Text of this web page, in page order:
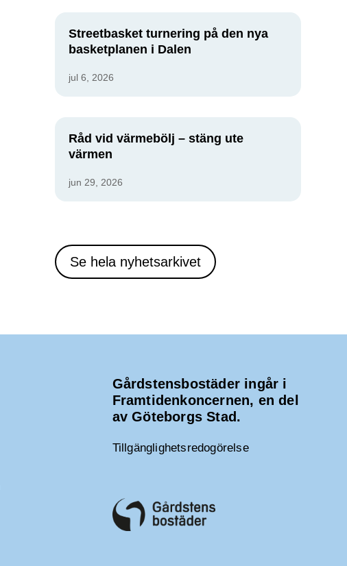
Streetbasket turnering på den nya
basketplanen i Dalen
jul 6, 2026
Råd vid värmebölj – stäng ute
värmen
jun 29, 2026
Se hela nyhetsarkivet
Gårdstensbostäder ingår i
Framtidenkoncernen, en del
av Göteborgs Stad.
Tillgänglighetsredogörelse